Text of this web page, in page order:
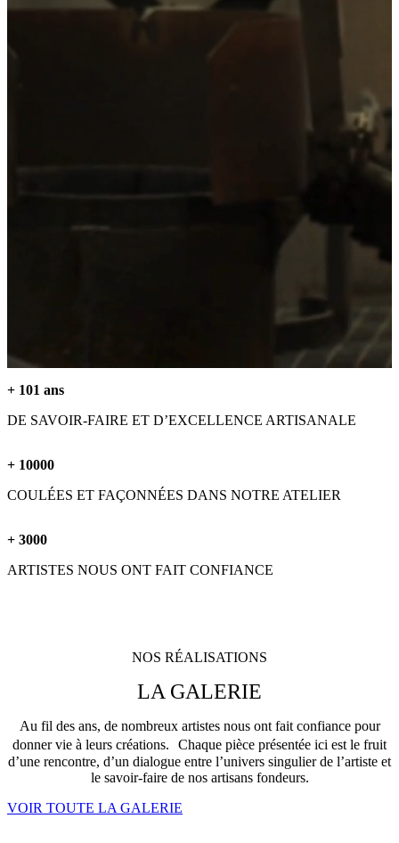
+ 101 ans
DE SAVOIR-FAIRE ET D’EXCELLENCE ARTISANALE
+ 10000
COULÉES ET FAÇONNÉES DANS NOTRE ATELIER
+ 3000
ARTISTES NOUS ONT FAIT CONFIANCE
NOS RÉALISATIONS
LA GALERIE
Au fil des ans, de nombreux artistes nous ont fait confiance pour
donner vie à leurs créations. Chaque pièce présentée ici est le fruit
d’une rencontre, d’un dialogue entre l’univers singulier de l’artiste et
le savoir-faire de nos artisans fondeurs.
VOIR TOUTE LA GALERIE